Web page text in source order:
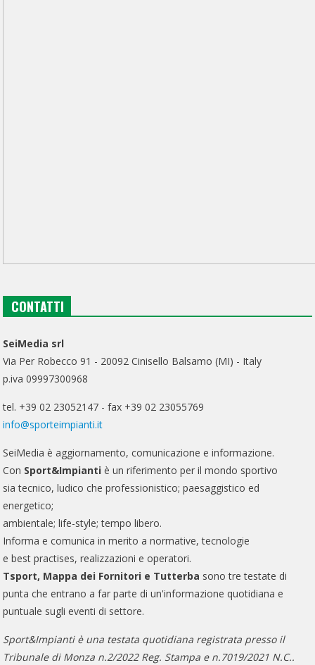
CONTATTI
SeiMedia srl
Via Per Robecco 91 - 20092 Cinisello Balsamo (MI) - Italy
p.iva 09997300968
tel. +39 02 23052147 - fax +39 02 23055769
info@sporteimpianti.it
SeiMedia è aggiornamento, comunicazione e informazione.
Con Sport&Impianti è un riferimento per il mondo sportivo
sia tecnico, ludico che professionistico; paesaggistico ed
energetico;
ambientale; life-style; tempo libero.
Informa e comunica in merito a normative, tecnologie
e best practises, realizzazioni e operatori.
Tsport, Mappa dei Fornitori e Tutterba sono tre testate di
punta che entrano a far parte di un'informazione quotidiana e
puntuale sugli eventi di settore.
Sport&Impianti è una testata quotidiana registrata presso il
Tribunale di Monza n.2/2022 Reg. Stampa e n.7019/2021 N.C..